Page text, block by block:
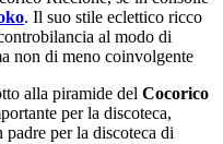
. Il suo stile eclettico ricco
al modo di
non di meno coinvolgente
alla piramide del Cocorico
per la discoteca,
per la discoteca di